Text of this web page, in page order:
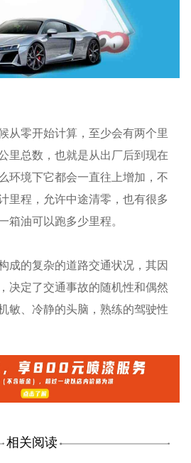
从零开始计算，至少会有两个里
里总数，也就是从出厂后到现在
环境下它都会一直往上增加，不
里程，允许中途清零，也有很多
箱油可以跑多少里程。
成的复杂的道路交通状况，其因
决定了交通事故的随机性和偶然
敏、冷静的头脑，熟练的驾驶性
相关阅读